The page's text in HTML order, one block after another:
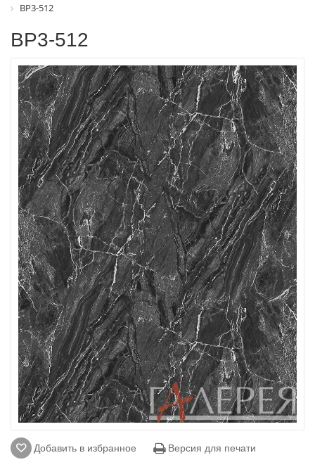
ВР3-512
ВР3-512
Добавить в избранное Версия для печати